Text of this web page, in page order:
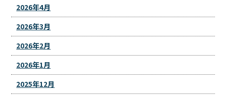
2026年4月
2026年3月
2026年2月
2026年1月
2025年12月